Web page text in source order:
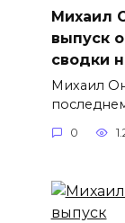
Михаил
выпуск
сводки
Михаил
0